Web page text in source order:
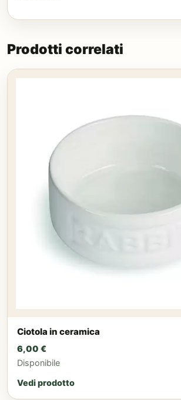
Prodotti correlati
Ciotola in ceramica
6,00 €
Disponibile
Vedi prodotto